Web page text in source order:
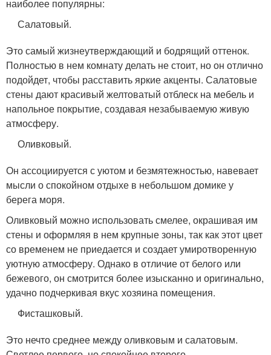
наиболее популярны:
Салатовый.
Это самый жизнеутверждающий и бодрящий оттенок.
Полностью в нем комнату делать не стоит, но он отлично
подойдет, чтобы расставить яркие акценты. Салатовые
стены дают красивый желтоватый отблеск на мебель и
напольное покрытие, создавая незабываемую живую
атмосферу.
Оливковый.
Он ассоциируется с уютом и безмятежностью, навевает
мысли о спокойном отдыхе в небольшом домике у
берега моря.
Оливковый можно использовать смелее, окрашивая им
стены и оформляя в нем крупные зоны, так как этот цвет
со временем не приедается и создает умиротворенную
уютную атмосферу. Однако в отличие от белого или
бежевого, он смотрится более изысканно и оригинально,
удачно подчеркивая вкус хозяина помещения.
Фисташковый.
Это нечто среднее между оливковым и салатовым.